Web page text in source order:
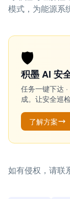
模式，为能源系
🛡️
积墨 AI 安
任务一键下达
成。让安全巡
了解方案
如有侵权，请联